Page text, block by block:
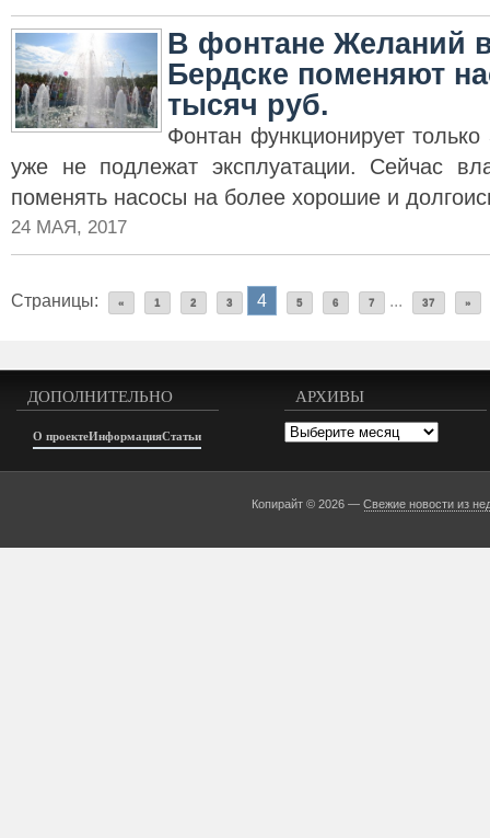
В фонтане Желаний
Бердске поменяют
тысяч руб.
Фонтан функционирует
уже не подлежат эксплуатации. Сейчас
поменять насосы на более хорошие и
24 МАЯ, 2017
Страницы: « 1 2 3 4 5 6 7 ... 37 »
ДОПОЛНИТЕЛЬНО
О проектеИнформацияСтатьи
АРХИВЫ
Архивы
Копирайт © 2026 —Свежие новости из